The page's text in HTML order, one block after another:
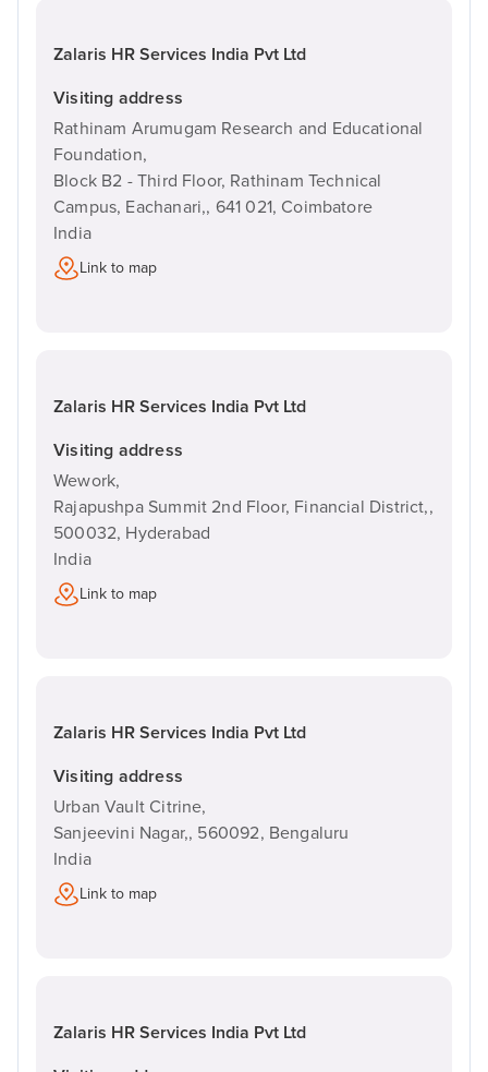
Zalaris HR Services India Pvt Ltd
Visiting address
Rathinam Arumugam Research and Educational
Foundation,
Block B2 - Third Floor, Rathinam Technical
Campus, Eachanari,, 641 021, Coimbatore
India
Link to map
Zalaris HR Services India Pvt Ltd
Visiting address
Wework,
Rajapushpa Summit 2nd Floor, Financial District,,
500032, Hyderabad
India
Link to map
Zalaris HR Services India Pvt Ltd
Visiting address
Urban Vault Citrine,
Sanjeevini Nagar,, 560092, Bengaluru
India
Link to map
Zalaris HR Services India Pvt Ltd